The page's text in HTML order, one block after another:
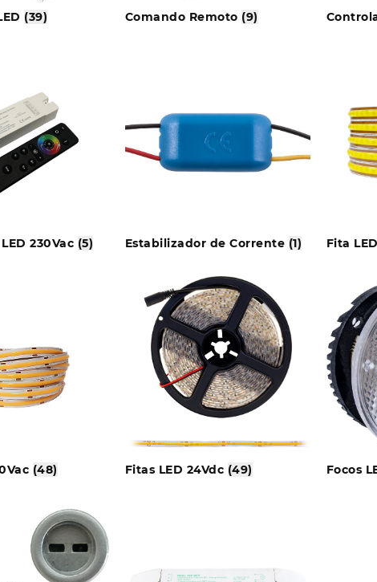
(39) Comando Remoto (9)
230Vac (5) Estabilizador de Corrente (1) Fita
(48) Fitas LED 24Vdc (49) Focos